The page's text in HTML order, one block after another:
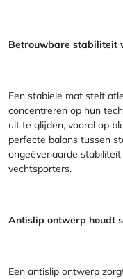
Betrouwbare stabiliteit
Een stabiele mat stelt
concentreren op hun
uit te glijden, vooral op
perfecte balans tussen
ongeëvenaarde
vechtsporters.
Antislip ontwerp houdt
Een antislip ontwerp